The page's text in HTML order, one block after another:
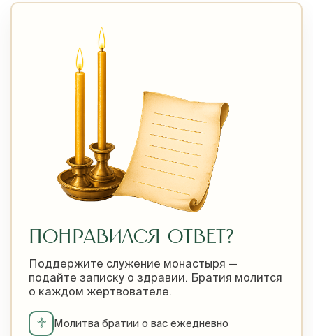
ПОНРАВИЛСЯ ОТВЕТ?
Поддержите служение монастыря —
подайте записку о здравии. Братия молится
о каждом жертвователе.
♱ Молитва братии о вас ежедневно